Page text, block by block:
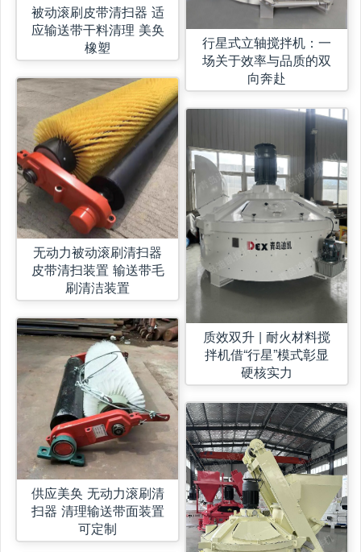
被动滚刷皮带清扫器 适
应输送带干料清理 美奂
橡塑
无动力被动滚刷清扫器
皮带清扫装置 输送带毛
刷清洁装置
供应美奂 无动力滚刷清
扫器 清理输送带面装置
可定制
行星式立轴搅拌机：一
场关于效率与品质的双
向奔赴
质效双升 | 耐火材料搅
拌机借“行星”模式彰显
硬核实力